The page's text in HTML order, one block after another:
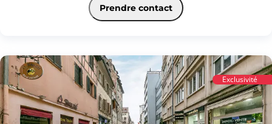
L'appartement se compose d'un salon lumineux, d'une chambre indépendante,
Un emplacement premium pour un placement patrimonial de qualité.
À saisir rapidement
Prendre contact
Exclusivité